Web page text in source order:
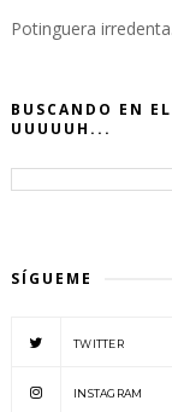
Potinguera
BUSCANDO EN
UUUUUH...
SÍGUEME
TWITTER
INSTAGRAM